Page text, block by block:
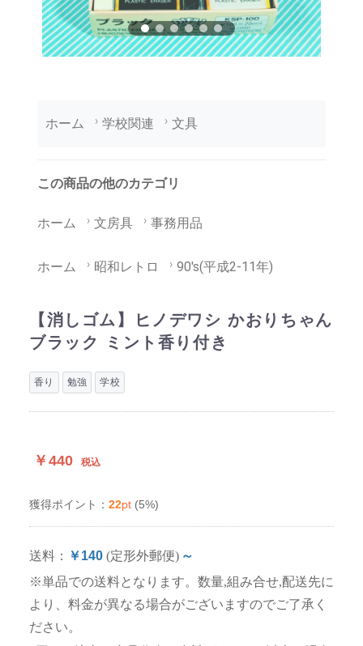
ホーム 学校関連 文具
この商品の他のカテゴリ
ホーム 文房具 事務用品
ホーム 昭和レトロ 90's(平成2-11年)
【消しゴム】ヒノデワシ かおりちゃん
ブラック ミント香り付き
香り 勉強 学校
￥440 税込
獲得ポイント： 22pt (5%)
送料： ￥140 (定形外郵便) ～
※単品での送料となります。数量,組み合せ,配送先に
より、料金が異なる場合がございますのでご了承く
ださい。